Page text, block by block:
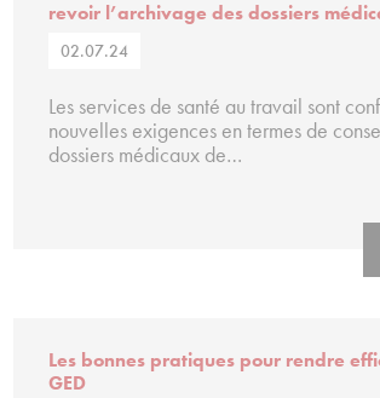
revoir l’archivage des dossiers
02.07.24
Les services de santé au travail sont
nouvelles exigences en termes de
dossiers médicaux de…
Les bonnes pratiques pour rendre
GED